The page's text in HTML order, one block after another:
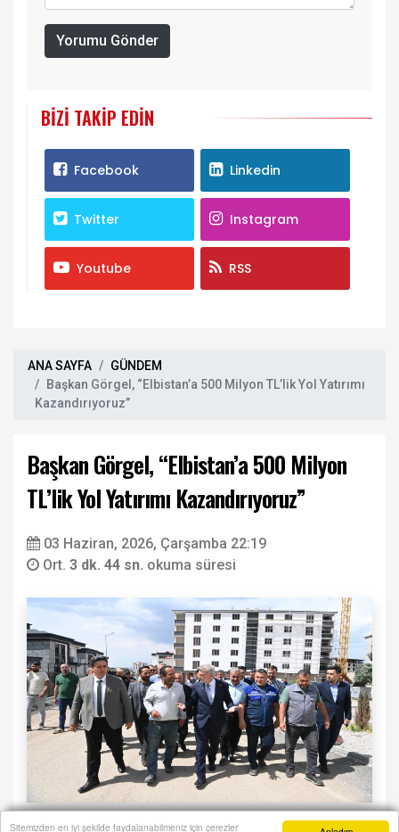
Sitemizden en iyi şekilde faydalanabilmeniz için çerezler
Yorumu Gönder
BIZI TAKIP EDIN
Facebook Linkedin
Twitter Instagram
Youtube RSS
ANA SAYFA
GÜNDEM
Başkan Görgel, “Elbistan’a 500 Milyon TL’lik Yol Yatırımı
Kazandırıyoruz”
Başkan Görgel, “Elbistan’a 500 Milyon
TL’lik Yol Yatırımı Kazandırıyoruz”
03 Haziran, 2026, Çarşamba 22:19
Ort. 3 dk. 44 sn. okuma süresi